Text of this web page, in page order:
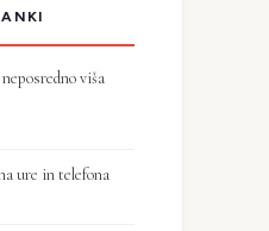
viša
ure in telefona